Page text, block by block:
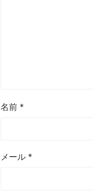
名前 *
メール *